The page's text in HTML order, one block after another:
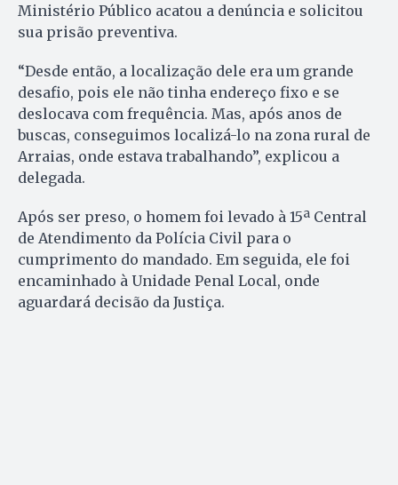
Ministério Público acatou a denúncia e solicitou
sua prisão preventiva.
“Desde então, a localização dele era um grande
desafio, pois ele não tinha endereço fixo e se
deslocava com frequência. Mas, após anos de
buscas, conseguimos localizá-lo na zona rural de
Arraias, onde estava trabalhando”, explicou a
delegada.
Após ser preso, o homem foi levado à 15ª Central
de Atendimento da Polícia Civil para o
cumprimento do mandado. Em seguida, ele foi
encaminhado à Unidade Penal Local, onde
aguardará decisão da Justiça.